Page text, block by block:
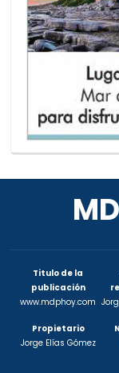
Titulo de la
publicación
www.mdphoy.com
Propietario
Jorge Elías Gómez